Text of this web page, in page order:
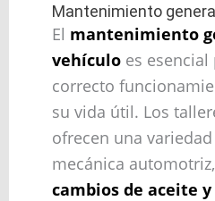
Mantenimiento
El mantenimiento
vehículoes esencial
correcto
su vida útil. Los
ofrecen una
mecánica
cambios de aceite